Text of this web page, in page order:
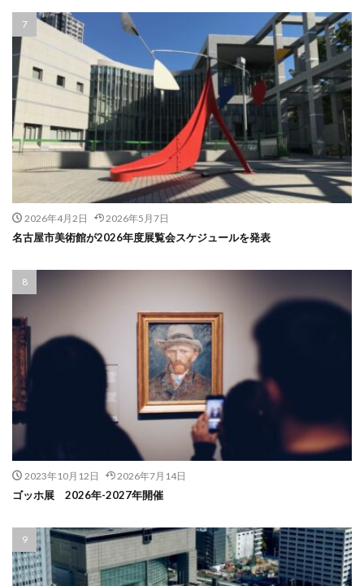
2026年4月2日 2026年5月7日
名古屋市美術館が2026年度展覧会スケジュールを発表
2023年10月12日 2026年7月14日
ゴッホ展 2026年-2027年開催